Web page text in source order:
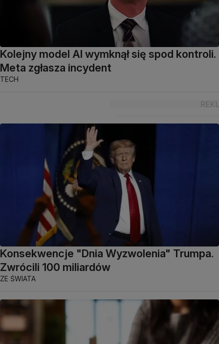
Kolejny model AI wymknął się spod kontroli.
Meta zgłasza incydent
TECH
Konsekwencje "Dnia Wyzwolenia" Trumpa.
Zwrócili 100 miliardów
ZE ŚWIATA